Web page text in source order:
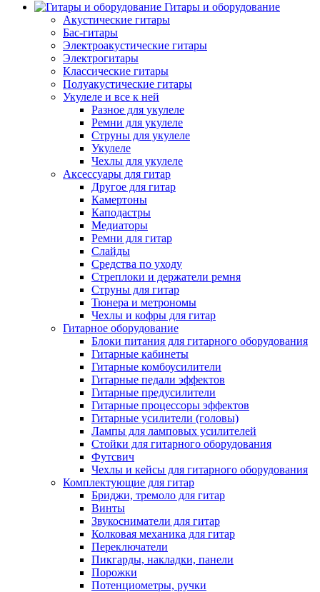
Гитары и оборудование
Акустические гитары
Бас-гитары
Электроакустические гитары
Электрогитары
Классические гитары
Полуакустические гитары
Укулеле и все к ней
Разное для укулеле
Ремни для укулеле
Струны для укулеле
Укулеле
Чехлы для укулеле
Аксессуары для гитар
Другое для гитар
Камертоны
Каподастры
Медиаторы
Ремни для гитар
Слайды
Средства по уходу
Стреплоки и держатели ремня
Струны для гитар
Тюнера и метрономы
Чехлы и кофры для гитар
Гитарное оборудование
Блоки питания для гитарного оборудования
Гитарные кабинеты
Гитарные комбоусилители
Гитарные педали эффектов
Гитарные предусилители
Гитарные процессоры эффектов
Гитарные усилители (головы)
Лампы для ламповых усилителей
Стойки для гитарного оборудования
Футсвич
Чехлы и кейсы для гитарного оборудования
Комплектующие для гитар
Бриджи, тремоло для гитар
Винты
Звукосниматели для гитар
Колковая механика для гитар
Переключатели
Пикгарды, накладки, панели
Порожки
Потенциометры, ручки